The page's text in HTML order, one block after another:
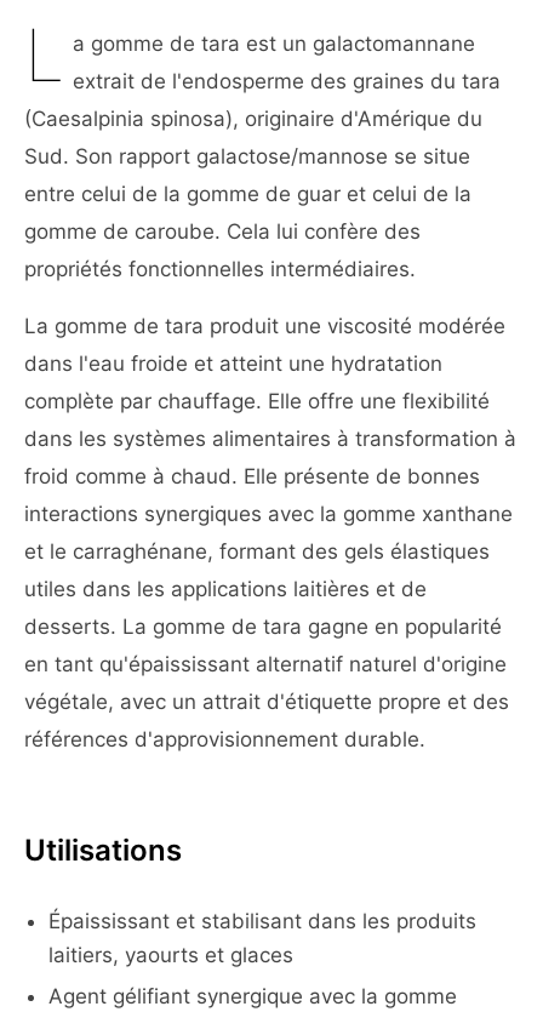
L a gomme de tara est un galactomannane
extrait de l'endosperme des graines du tara
(Caesalpinia spinosa), originaire d'Amérique du
Sud. Son rapport galactose/mannose se situe
entre celui de la gomme de guar et celui de la
gomme de caroube. Cela lui confère des
propriétés fonctionnelles intermédiaires.
La gomme de tara produit une viscosité modérée
dans l'eau froide et atteint une hydratation
complète par chauffage. Elle offre une flexibilité
dans les systèmes alimentaires à transformation à
froid comme à chaud. Elle présente de bonnes
interactions synergiques avec la gomme xanthane
et le carraghénane, formant des gels élastiques
utiles dans les applications laitières et de
desserts. La gomme de tara gagne en popularité
en tant qu'épaississant alternatif naturel d'origine
végétale, avec un attrait d'étiquette propre et des
références d'approvisionnement durable.
Utilisations
Épaississant et stabilisant dans les produits
laitiers, yaourts et glaces
Agent gélifiant synergique avec la gomme